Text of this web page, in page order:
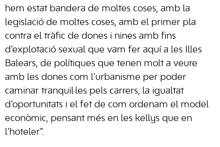
hem estat bandera de moltes coses, amb la
legislació de moltes coses, amb el primer pla
contra el tràfic de dones i nines amb fins
d’explotació sexual que vam fer aquí a les Illes
Balears, de polítiques que tenen molt a veure
amb les dones com l’urbanisme per poder
caminar tranquil·les pels carrers, la igualtat
d’oportunitats i el fet de com ordenam el model
econòmic, pensant més en les kellys que en
l’hoteler”.